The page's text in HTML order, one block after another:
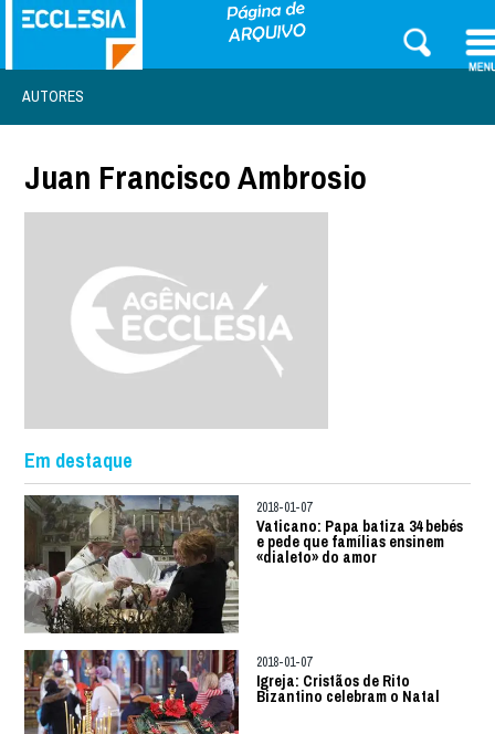
AUTORES
Juan Francisco Ambrosio
Em destaque
2018-01-07
Vaticano: Papa batiza 34 bebés
e pede que famílias ensinem
«dialeto» do amor
2018-01-07
Igreja: Cristãos de Rito
Bizantino celebram o Natal